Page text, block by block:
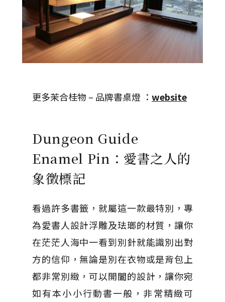
更多茉合桂物 – 品牌書桌燈 ： website
Dungeon Guide
Enamel Pin：愛書之人的
象徵標記
看過許多書籤，就屬這一款最特別，專
為愛書人設計浮雕及珐瑯的材質，讓你
在茫茫人海中一看到別針就能識別出對
方的信仰，無論是別在衣物或是背包上
都非常別緻，可以開闔的設計，讓你宛
如有本小小行動書一般，非常精緻可